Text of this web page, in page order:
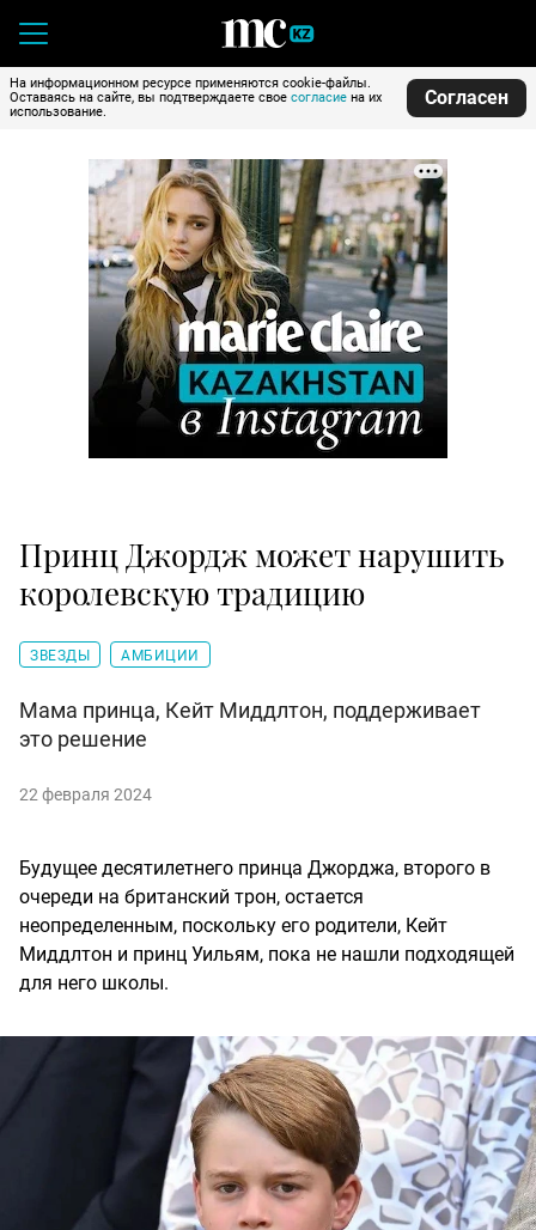
На информационном ресурсе применяются cookie-файлы.
Оставаясь на сайте, вы подтверждаете свое согласие на их
использование.
Согласен
Принц Джордж может нарушить
королевскую традицию
ЗВЕЗДЫ АМБИЦИИ
Мама принца, Кейт Миддлтон, поддерживает
это решение
22 февраля 2024
Будущее десятилетнего принца Джорджа, второго в
очереди на британский трон, остается
неопределенным, поскольку его родители, Кейт
Миддлтон и принц Уильям, пока не нашли подходящей
для него школы.